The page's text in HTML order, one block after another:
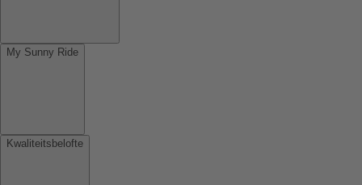
My Sunny Ride
Kwaliteitsbelofte